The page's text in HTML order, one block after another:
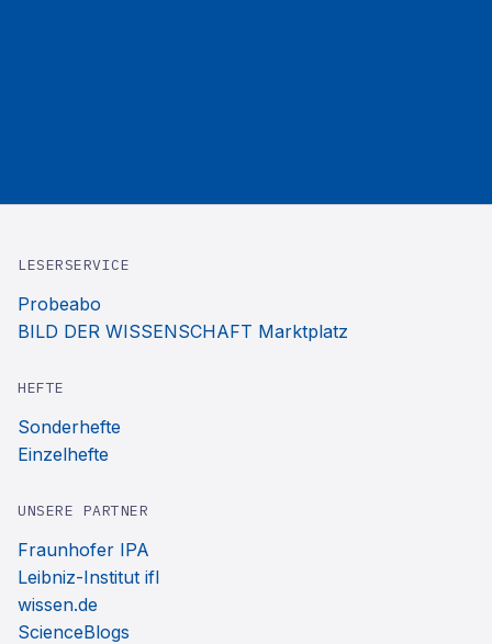
LESERSERVICE
Probeabo
BILD DER WISSENSCHAFT Marktplatz
HEFTE
Sonderhefte
Einzelhefte
UNSERE PARTNER
Fraunhofer IPA
Leibniz-Institut ifl
wissen.de
ScienceBlogs